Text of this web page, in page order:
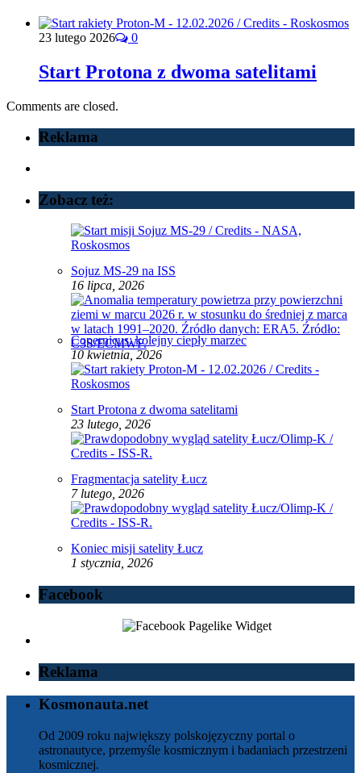
23 lutego 2026 0
Start Protona z dwoma satelitami
Comments are closed.
Reklama
Zobacz też:
Sojuz MS-29 na ISS
16 lipca, 2026
Copernicus: kolejny ciepły marzec
10 kwietnia, 2026
Start Protona z dwoma satelitami
23 lutego, 2026
Fragmentacja satelity Łucz
7 lutego, 2026
Koniec misji satelity Łucz
1 stycznia, 2026
Facebook
Reklama
Kosmonauta.net
Od 2009 roku największy polskojęzyczny portal o
astronautyce, przemyśle kosmicznym i badaniach przestrzeni
kosmicznej.